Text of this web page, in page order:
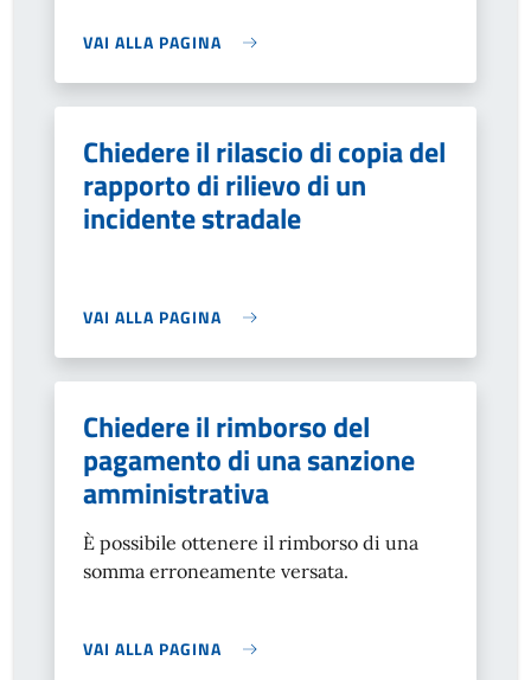
VAI ALLA PAGINA
Chiedere il rilascio di copia del
rapporto di rilievo di un
incidente stradale
VAI ALLA PAGINA
Chiedere il rimborso del
pagamento di una sanzione
amministrativa
È possibile ottenere il rimborso di una
somma erroneamente versata.
VAI ALLA PAGINA